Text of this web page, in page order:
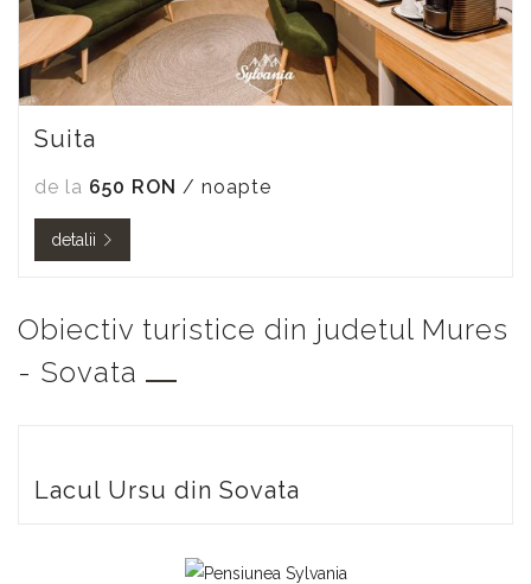
Suita
de la 650 RON / noapte
detalii
Obiectiv turistice din judetul Mures
- Sovata
Lacul Ursu din Sovata